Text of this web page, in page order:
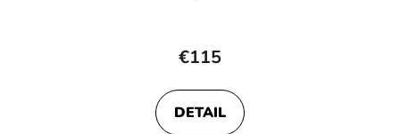
hodnotenie
je
3,8
€115
DETAIL